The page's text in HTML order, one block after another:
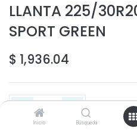
Inicio Búsqueda
LLANTA 225/
SPORT GREEN
$ 1,936.04